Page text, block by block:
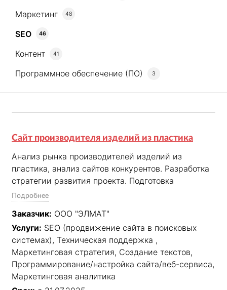
Маркетинг 48
SEO 46
Контент 41
Программное обеспечение (ПО) 3
Сайт производителя изделий из пластика
Анализ рынка производителей изделий из
пластика, анализ сайтов конкурентов. Разработка
стратегии развития проекта. Подготовка
рекомендаций по доработке сайта. Поддержка
доступности сайта в режиме 24/7 и доработка
согласно рекомендаций выданных нами и заявок
Заказчика. Ежемесячное выполнение
мероприятий по поисковому продвижению сайта
и маркетинговой аналитике для достижения
согласованных KPI: нахождение сайта в ТОП-10 по
запросам оптовой продажи и увеличение трафика
Подробнее
Заказчик: ООО "ЭЛМАТ"
Услуги: SEO (продвижение сайта в поисковых
системах), Техническая поддержка ,
Маркетинговая стратегия, Создание текстов,
Программирование/настройка сайта/веб-сервиса,
Маркетинговая аналитика